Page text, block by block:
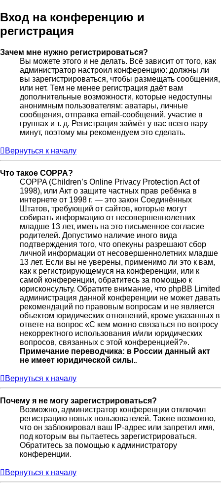
Вход на конференцию и
регистрация
Зачем мне нужно регистрироваться?
Вы можете этого и не делать. Всё зависит от того, как
администратор настроил конференцию: должны ли
вы зарегистрироваться, чтобы размещать сообщения,
или нет. Тем не менее регистрация даёт вам
дополнительные возможности, которые недоступны
анонимным пользователям: аватары, личные
сообщения, отправка email-сообщений, участие в
группах и т. д. Регистрация займёт у вас всего пару
минут, поэтому мы рекомендуем это сделать.
Вернуться к началу
Что такое COPPA?
COPPA (Children’s Online Privacy Protection Act of
1998), или Акт о защите частных прав ребёнка в
интернете от 1998 г. — это закон Соединённых
Штатов, требующий от сайтов, которые могут
собирать информацию от несовершеннолетних
младше 13 лет, иметь на это письменное согласие
родителей. Допустимо наличие иного вида
подтверждения того, что опекуны разрешают сбор
личной информации от несовершеннолетних младше
13 лет. Если вы не уверены, применимо ли это к вам,
как к регистрирующемуся на конференции, или к
самой конференции, обратитесь за помощью к
юрисконсульту. Обратите внимание, что phpBB Limited
администрация данной конференции не может давать
рекомендаций по правовым вопросам и не является
объектом юридических отношений, кроме указанных в
ответе на вопрос «С кем можно связаться по вопросу
некорректного использования и/или юридических
вопросов, связанных с этой конференцией?».
Примечание переводчика: в России данный акт
не имеет юридической силы..
Вернуться к началу
Почему я не могу зарегистрироваться?
Возможно, администратор конференции отключил
регистрацию новых пользователей. Также возможно,
что он заблокировал ваш IP-адрес или запретил имя,
под которым вы пытаетесь зарегистрироваться.
Обратитесь за помощью к администратору
конференции.
Вернуться к началу